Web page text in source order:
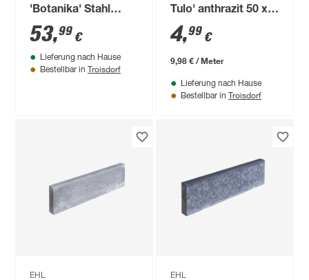
'Botanika' Stahl
anthrazit 120,5 x 91
x 30 cm
53,99 €
Lieferung nach Hause
Bestellbar in Troisdorf
Tulo' anthrazit 50 x
30 x 6 cm
4,99 €
9,98 € / Meter
Lieferung nach Hause
Bestellbar in Troisdorf
EHL EHL